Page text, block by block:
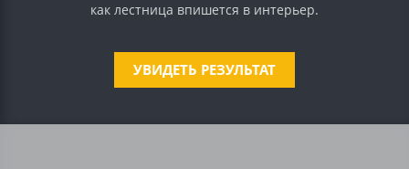
как лестница впишется в интерьер.
УВИДЕТЬ РЕЗУЛЬТАТ